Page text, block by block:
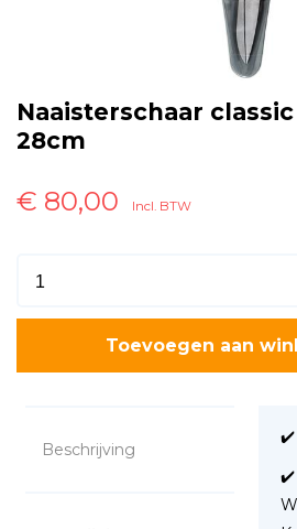
Naaisterschaar
28cm
€ 80,00 Incl. BTW
Toevoegen aan
Beschrijving
✔️
✔️